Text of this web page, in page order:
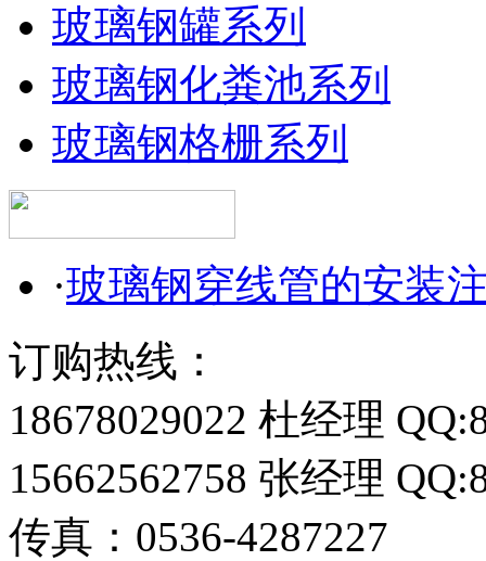
玻璃钢罐系列
玻璃钢化粪池系列
玻璃钢格栅系列
·玻璃钢穿线管的安装
订购热线：
18678029022 杜经理
15662562758 张经理
传真：0536-4287227